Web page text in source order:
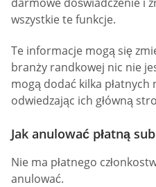
wszystkie te funkcje.
Te informacje mogą się
branży randkowej nic nie
mogą dodać kilka płatnych
odwiedzając ich główną
Jak anulować płatną
Nie ma płatnego
anulować.